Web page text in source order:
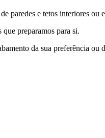
paredes e tetos interiores ou
preparamos para si.
da sua preferência ou